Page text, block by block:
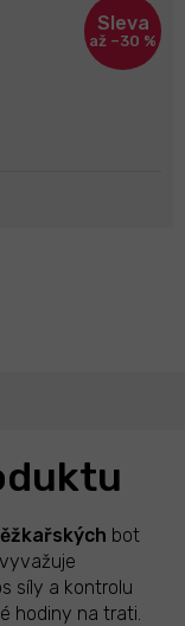
až –30 %
bot
síly a kontrolu
hodiny na trati.